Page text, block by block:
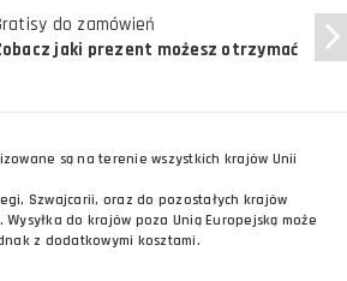
do zamówień
jaki prezent możesz otrzymać
są na terenie wszystkich krajów Unii
Szwajcarii, oraz do pozostałych krajów
do krajów poza Unią Europejską może
z dodatkowymi kosztami.